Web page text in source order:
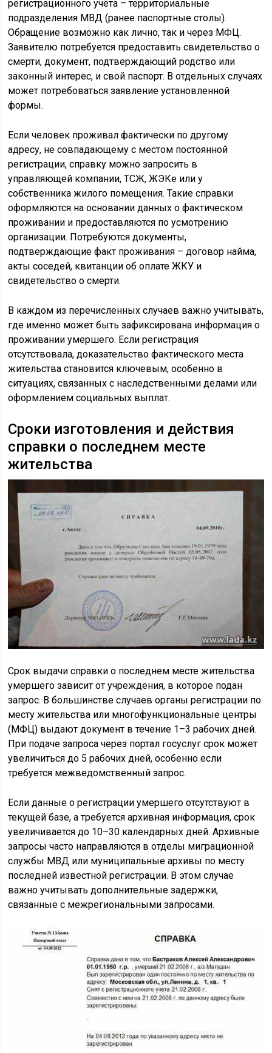
регистрационного учёта – территориальные
подразделения МВД (ранее паспортные столы).
Обращение возможно как лично, так и через МФЦ.
Заявителю потребуется предоставить свидетельство о
смерти, документ, подтверждающий родство или
законный интерес, и свой паспорт. В отдельных случаях
может потребоваться заявление установленной
формы.
Если человек проживал фактически по другому
адресу, не совпадающему с местом постоянной
регистрации, справку можно запросить в
управляющей компании, ТСЖ, ЖЭКе или у
собственника жилого помещения. Такие справки
оформляются на основании данных о фактическом
проживании и предоставляются по усмотрению
организации. Потребуются документы,
подтверждающие факт проживания – договор найма,
акты соседей, квитанции об оплате ЖКУ и
свидетельство о смерти.
В каждом из перечисленных случаев важно учитывать,
где именно может быть зафиксирована информация о
проживании умершего. Если регистрация
отсутствовала, доказательство фактического места
жительства становится ключевым, особенно в
ситуациях, связанных с наследственными делами или
оформлением социальных выплат.
Сроки изготовления и действия
справки о последнем месте
жительства
Срок выдачи справки о последнем месте жительства
умершего зависит от учреждения, в которое подан
запрос. В большинстве случаев органы регистрации по
месту жительства или многофункциональные центры
(МФЦ) выдают документ в течение 1–3 рабочих дней.
При подаче запроса через портал госуслуг срок может
увеличиться до 5 рабочих дней, особенно если
требуется межведомственный запрос.
Если данные о регистрации умершего отсутствуют в
текущей базе, а требуется архивная информация, срок
увеличивается до 10–30 календарных дней. Архивные
запросы часто направляются в отделы миграционной
службы МВД или муниципальные архивы по месту
последней известной регистрации. В этом случае
важно учитывать дополнительные задержки,
связанные с межрегиональными запросами.